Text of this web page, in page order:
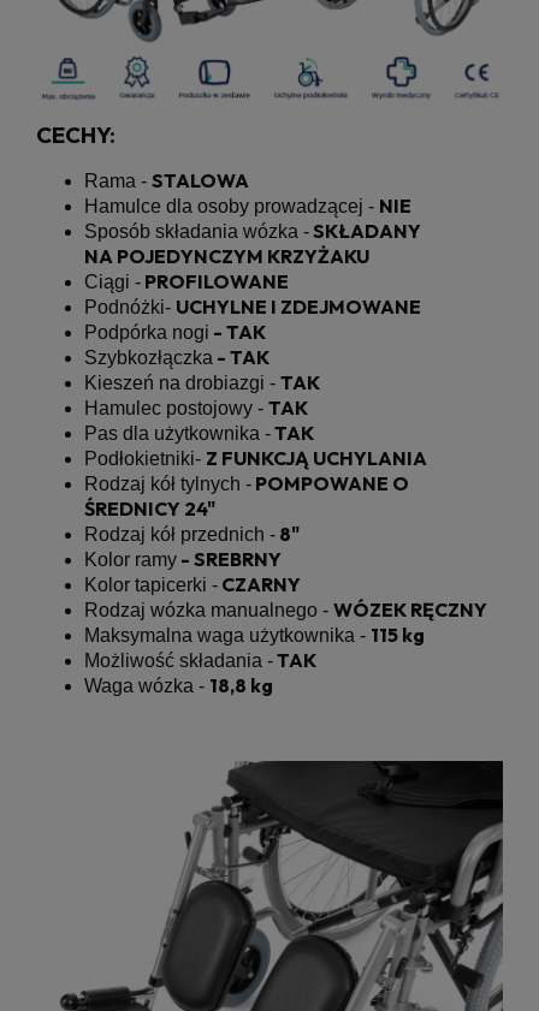
CECHY:
Rama - STALOWA
Hamulce dla osoby prowadzącej - NIE
Sposób składania wózka -SKŁADANY
NA POJEDYNCZYM KRZYŻAKU
Ciągi - PROFILOWANE
Podnóżki- UCHYLNE I ZDEJMOWANE
Podpórka nogi - TAK
Szybkozłączka - TAK
Kieszeń na drobiazgi - TAK
Hamulec postojowy - TAK
Pas dla użytkownika -TAK
Podłokietniki- Z FUNKCJĄ UCHYLANIA
Rodzaj kół tylnych - POMPOWANE O
ŚREDNICY 24"
Rodzaj kół przednich - 8"
Kolor ramy - SREBRNY
Kolor tapicerki - CZARNY
Rodzaj wózka manualnego - WÓZEK RĘCZNY
Maksymalna waga użytkownika - 115 kg
Możliwość składania -TAK
Waga wózka - 18,8 kg